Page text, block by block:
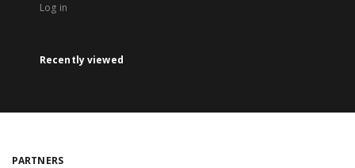
Log in
Recently viewed
PARTNERS